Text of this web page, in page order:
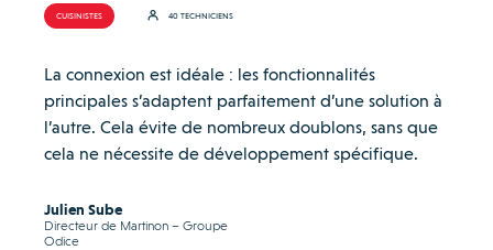
CUISINISTES 40 TECHNICIENS
La connexion est idéale : les fonctionnalités
principales s’adaptent parfaitement d’une solution à
l’autre. Cela évite de nombreux doublons, sans que
cela ne nécessite de développement spécifique.
Julien Sube
Directeur de Martinon – Groupe
Odice